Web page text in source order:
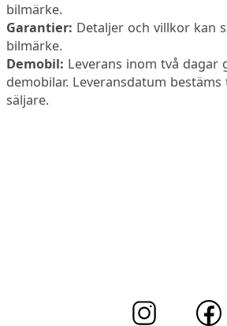
bilmärke.
Garantier: Detaljer och villkor kan
bilmärke.
Demobil: Leverans inom två dagar
demobilar. Leveransdatum
säljare.